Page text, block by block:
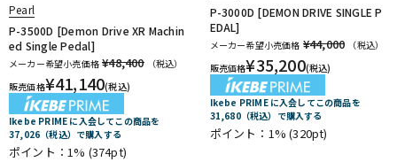
エフェクター
DJ機器 DTM
DTM オンライン納品 レコーディング機器
Pearl
P-3500D [Demon Drive XR Machin
ed Single Pedal]
メーカー希望小売価格 ¥48,400
（税込）
販売価格¥41,140(税込)
Ikebe PRIME に入会してこの商品を
37,026（税込）で購入する
ポイント：1% (374pt)
P-3000D [DEMON DRIVE SINGLE P
EDAL]
メーカー希望小売価格 ¥44,000
（税込）
販売価格¥35,200(税込)
Ikebe PRIME に入会してこの商品を
31,680（税込）で購入する
ポイント：1%(320pt)